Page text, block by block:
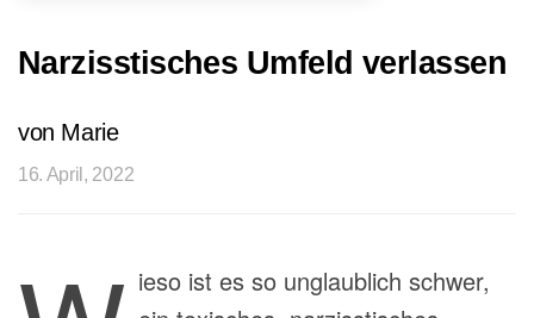
Narzisstisches Umfeld verlassen
von Marie
16. April, 2022
ieso ist es so unglaublich schwer,